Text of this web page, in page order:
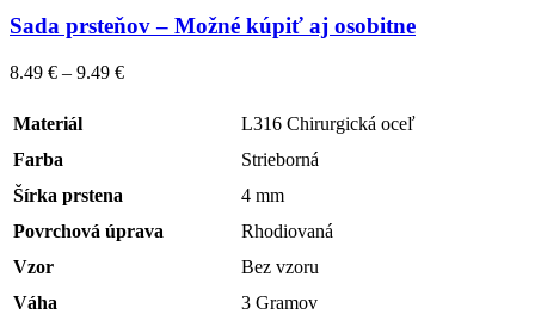
Sada prsteňov – Možné kúpiť aj osobitne
8.49 € – 9.49 €
Materiál
L316 Chirurgická oceľ
Farba
Strieborná
Šírka prstena
4 mm
Povrchová úprava
Rhodiovaná
Vzor
Bez vzoru
Váha
3 Gramov